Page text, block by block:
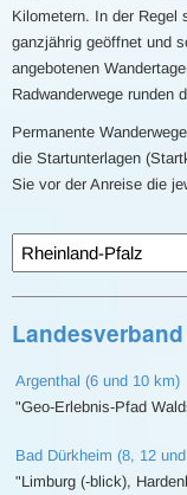
Kilometern. In der Regel
ganzjährig geöffnet und
angebotenen
Radwanderwege runden
Permanente
die Startunterlagen
Sie vor der Anreise die
Argenthal (6 und 10 km)
"Geo-Erlebnis-Pfad
Bad Dürkheim (8, 12
"Limburg (-blick),